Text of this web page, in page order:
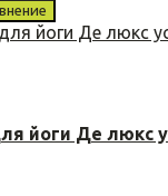
йоги Де люкс